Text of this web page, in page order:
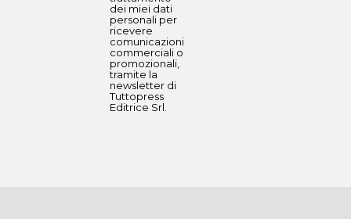
dei miei dati
personali per
ricevere
comunicazioni
commerciali o
promozionali,
tramite la
newsletter di
Tuttopress
Editrice Srl.